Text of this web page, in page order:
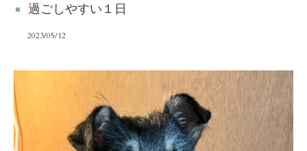
過ごしやすい１日
2023/05/12